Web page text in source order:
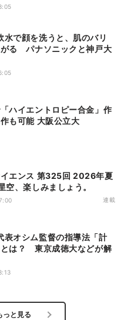
がる パナソニックと神戸大
ハイエントロピー合金」作
も可能 大阪公立大
イエンス 第325回 2026年夏
空、楽しみましょう。
連載
は？ 東京成徳大などが解
っと見る